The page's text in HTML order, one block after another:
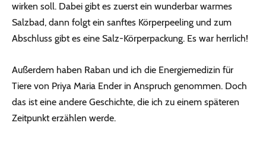
wirken soll. Dabei gibt es zuerst ein wunderbar warmes
Salzbad, dann folgt ein sanftes Körperpeeling und zum
Abschluss gibt es eine Salz-Körperpackung. Es war herrlich!
Außerdem haben Raban und ich die Energiemedizin für
Tiere von Priya Maria Ender in Anspruch genommen. Doch
das ist eine andere Geschichte, die ich zu einem späteren
Zeitpunkt erzählen werde.